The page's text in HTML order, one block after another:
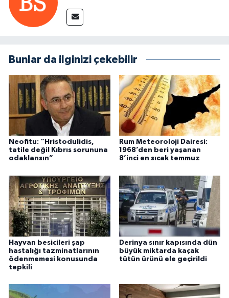
Bunlar da ilginizi çekebilir
Neofitu: “Hristodulidis,
tatile değil Kıbrıs sorununa
odaklansın”
Rum Meteoroloji Dairesi:
1968’den beri yaşanan
8’inci en sıcak temmuz
Hayvan besicileri şap
hastalığı tazminatlarının
ödenmemesi konusunda
tepkili
Derinya sınır kapısında dün
büyük miktarda kaçak
tütün ürünü ele geçirildi